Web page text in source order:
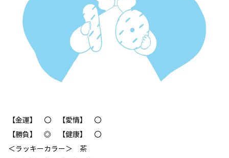
【金運】 〇 【愛情】 〇
【勝負】 ◎ 【健康】 〇
＜ラッキーカラー＞ 茶